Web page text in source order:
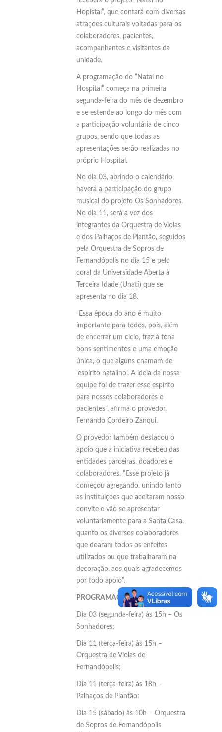
Hopistal”, que contará com diversas
atrações culturais voltadas para os
colaboradores, pacientes,
acompanhantes e visitantes da
unidade.
A programação do “Natal no
Hospital” começa na primeira
segunda-feira do mês de dezembro
e se estende ao longo do mês com
a participação voluntária de cinco
grupos, sendo que todas as
apresentações serão realizadas no
próprio Hospital.
No dia 03, abrindo o calendário,
haverá a participação do grupo
musical do projeto Os Sonhadores.
No dia 11, será a vez dos
integrantes da Orquestra de Violas
e dos Palhaços de Plantão, seguidos
pela Orquestra de Sopros de
Fernandópolis no dia 15 e pelo
coral da Universidade Aberta à
Terceira Idade (Unati) que se
apresenta no dia 18.
“Essa época do ano é muito
importante para todos, pois, além
de encerrar um ciclo, traz à tona
bons sentimentos e uma emoção
única, o que alguns chamam de
‘espírito natalino’. A ideia da nossa
equipe foi de trazer esse espírito
para nossos colaboradores e
pacientes”, afirma o provedor,
Fernando Cordeiro Zanqui.
O provedor também destacou o
apoio que a iniciativa recebeu das
entidades parceiras, doadores e
colaboradores. “Esse projeto já
começou agregando, unindo tanto
as instituições que aceitaram nosso
convite e vão se apresentar
voluntariamente para a Santa Casa,
quanto os diversos colaboradores
que doaram todos os enfeites
utilizados ou que trabalharam na
decoração, aos quais agradecemos
por todo apoio”.
PROGRAMAÇÃO
Dia 03 (segunda-feira) às 15h – Os
Sonhadores;
Dia 11 (terça-feira) às 15h –
Orquestra de Violas de
Fernandópolis;
Dia 11 (terça-feira) às 18h –
Palhaços de Plantão;
Dia 15 (sábado) às 10h – Orquestra
de Sopros de Fernandópolis